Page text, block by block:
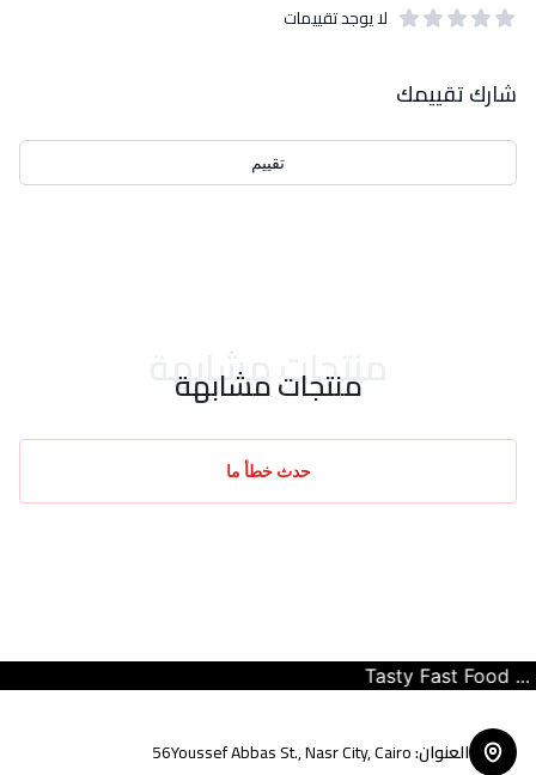
لا يوجد تقييمات
شارك تقييمك
تقييم
منتجات مشابهة
منتجات مشابهة
حدث خطأ ما
Tasty Fast Food ...
العنوان:
56Youssef Abbas St., Nasr City, Cairo